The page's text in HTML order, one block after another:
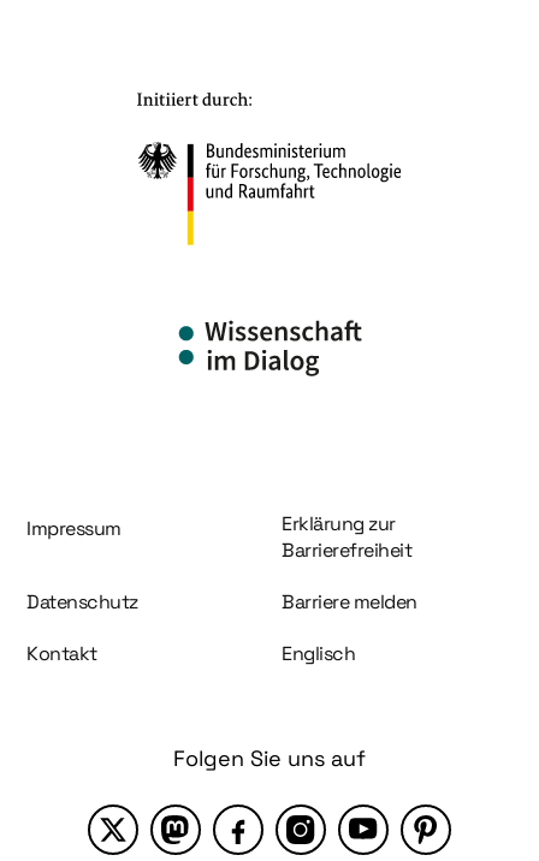
Information und Service
Impressum
Erklärung zur
Barrierefreiheit
Datenschutz Barriere melden
Kontakt Englisch
Folgen Sie uns auf